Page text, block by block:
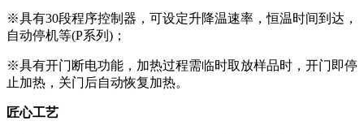
※具有30段程序控制器，可设定升降温速率，恒温时间到达，
自动停机等(P系列)；
※具有开门断电功能，加热过程需临时取放样品时，开门即停
止加热，关门后自动恢复加热。
匠心工艺